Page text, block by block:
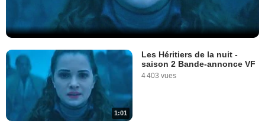
1:01
Les Héritiers de la nuit -
saison 2 Bande-annonce VF
4 403 vues